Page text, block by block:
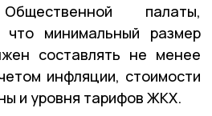
палаты,
что минимальный размер
составлять не менее
инфляции, стоимости
и уровня тарифов ЖКХ.